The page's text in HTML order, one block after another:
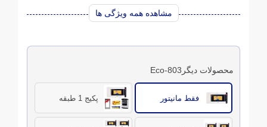
مشاهده همه ویژگی ها
محصولات دیگر803-Eco
فقط مانیتور پکیج 1 طبقه